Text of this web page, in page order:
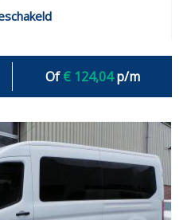
Of€ 124,04p/m